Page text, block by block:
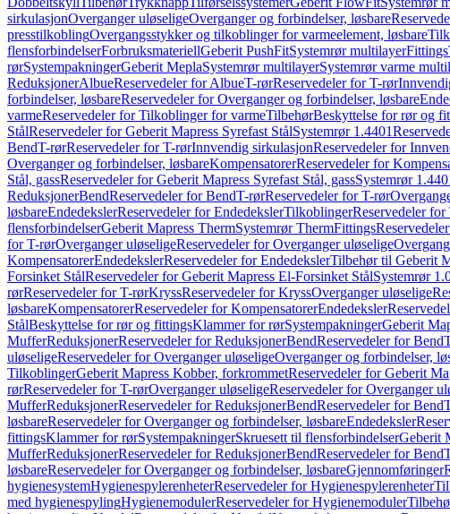
sirkulasjonOverganger uløseligeOverganger og forbindelser, løsbare
presstilkoblingOvergangsstykker og tilkoblinger for varmeelement, løsbare
flensforbindelserForbruksmateriellGeberit PushFitSystemrør multilayerFittings
rørSystempakningerGeberit MeplaSystemrør multilayerSystemrør varme
ReduksjonerAlbueReservedeler for AlbueT-rørReservedeler for T-rør
forbindelser, løsbareReservedeler for Overganger og forbindelser, løsbare
varmeReservedeler for Tilkoblinger for varmeTilbehørBeskyttelse for rør og
StålReservedeler for Geberit Mapress Syrefast StålSystemrør 1.4401
BendT-rørReservedeler for T-rørInnvendig sirkulasjonReservedeler for
Overganger og forbindelser, løsbareKompensatorerReservedeler for
Stål, gassReservedeler for Geberit Mapress Syrefast Stål, gassSystemrør
ReduksjonerBendReservedeler for BendT-rørReservedeler for T-rør
løsbareEndedekslerReservedeler for EndedekslerTilkoblingerReservedeler
flensforbindelserGeberit Mapress ThermSystemrør ThermFittings
for T-rørOverganger uløseligeReservedeler for Overganger uløselige
KompensatorerEndedekslerReservedeler for EndedekslerTilbehør til Geberit
Forsinket StålReservedeler for Geberit Mapress El-Forsinket StålSystemrør
rørReservedeler for T-rørKryssReservedeler for KryssOverganger uløselige
løsbareKompensatorerReservedeler for KompensatorerEndedeksler
StålBeskyttelse for rør og fittingsKlammer for rørSystempakningerGeberit
MufferReduksjonerReservedeler for ReduksjonerBendReservedeler for Bend
uløseligeReservedeler for Overganger uløseligeOverganger og forbindelser,
TilkoblingerGeberit Mapress Kobber, forkrommetReservedeler for Geberit
rørReservedeler for T-rørOverganger uløseligeReservedeler for Overganger
MufferReduksjonerReservedeler for ReduksjonerBendReservedeler for Bend
løsbareReservedeler for Overganger og forbindelser, løsbareEndedeksler
fittingsKlammer for rørSystempakningerSkruesett til flensforbindelserGeberit
MufferReduksjonerReservedeler for ReduksjonerBendReservedeler for Bend
løsbareReservedeler for Overganger og forbindelser, løsbareGjennomføringer
hygienesystemHygienespylerenheterReservedeler for Hygienespylerenheter
med hygienespylingHygienemodulerReservedeler for Hygienemoduler